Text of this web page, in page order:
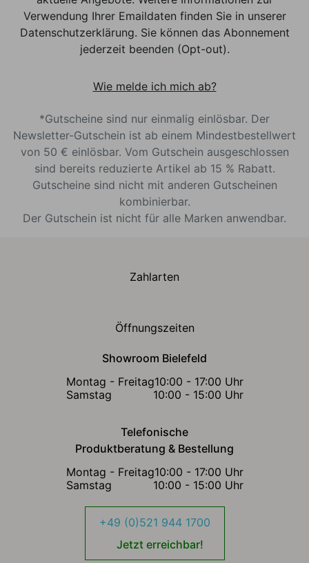
Verwendung Ihrer Emaildaten finden Sie in unserer
Datenschutzerklärung. Sie können das Abonnement
jederzeit beenden (Opt-out).
Wie melde ich mich ab?
*Gutscheine sind nur einmalig einlösbar. Der
Newsletter-Gutschein ist ab einem Mindestbestellwert
von 50 € einlösbar. Vom Gutschein ausgeschlossen
sind bereits reduzierte Artikel ab 15 % Rabatt.
Gutscheine sind nicht mit anderen Gutscheinen
kombinierbar.
Der Gutschein ist nicht für alle Marken anwendbar.
Zahlarten
Öffnungszeiten
Showroom Bielefeld
Montag - Freitag10:00 - 17:00 Uhr
Samstag
10:00 - 15:00 Uhr
Telefonische
Produktberatung & Bestellung
Montag - Freitag10:00 - 17:00 Uhr
Samstag
10:00 - 15:00 Uhr
+49 (0)521 944 1700
Jetzt erreichbar!